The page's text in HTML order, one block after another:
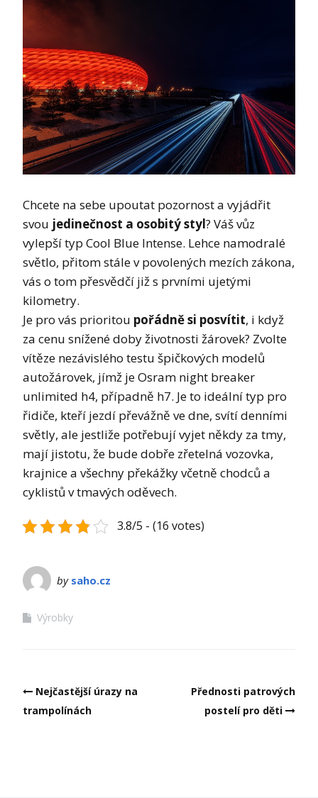
Chcete na sebe upoutat pozornost a vyjádřit
svou jedinečnost a osobitý styl? Váš vůz
vylepší typ Cool Blue Intense. Lehce namodralé
světlo, přitom stále v povolených mezích zákona,
vás o tom přesvědčí již s prvními ujetými
kilometry.
Je pro vás prioritou pořádně si posvítit, i když
za cenu snížené doby životnosti žárovek? Zvolte
vítěze nezávislého testu špičkových modelů
autožárovek, jímž jeOsram night breaker
unlimited h4, případně h7. Je to ideální typ pro
řidiče, kteří jezdí převážně ve dne, svítí denními
světly, ale jestliže potřebují vyjet někdy za tmy,
mají jistotu, že bude dobře zřetelná vozovka,
krajnice a všechny překážky včetně chodců a
cyklistů v tmavých oděvech.
3.8/5 - (16 votes)
by saho.cz
Výrobky
Post
navigation
Nejčastější úrazy na
trampolínách
Přednosti patrových
postelí pro děti